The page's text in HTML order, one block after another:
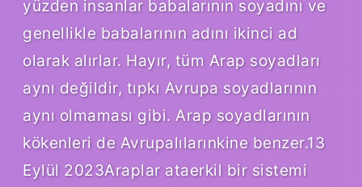
yüzden insanlar babalarının soyadını ve
genellikle babalarının adını ikinci ad
olarak alırlar. Hayır, tüm Arap soyadları
aynı değildir, tıpkı Avrupa soyadlarının
aynı olmaması gibi. Arap soyadlarının
kökenleri de Avrupalılarınkine benzer.13
Eylül 2023Araplar ataerkil bir sistemi